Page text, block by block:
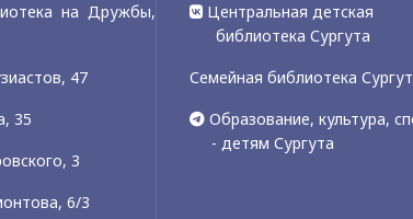
на Дружбы,
47
35
3
6/3
Центральная детская
библиотека Сургута
Семейная библиотека
Образование, культура,
- детям Сургута